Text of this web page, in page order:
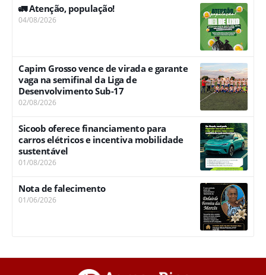
🚛 Atenção, população!
04/08/2026
Capim Grosso vence de virada e garante
vaga na semifinal da Liga de
Desenvolvimento Sub-17
02/08/2026
Sicoob oferece financiamento para
carros elétricos e incentiva mobilidade
sustentável
01/08/2026
Nota de falecimento
01/06/2026